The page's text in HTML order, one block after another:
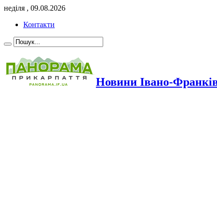
неділя , 09.08.2026
Контакти
Новини Івано-